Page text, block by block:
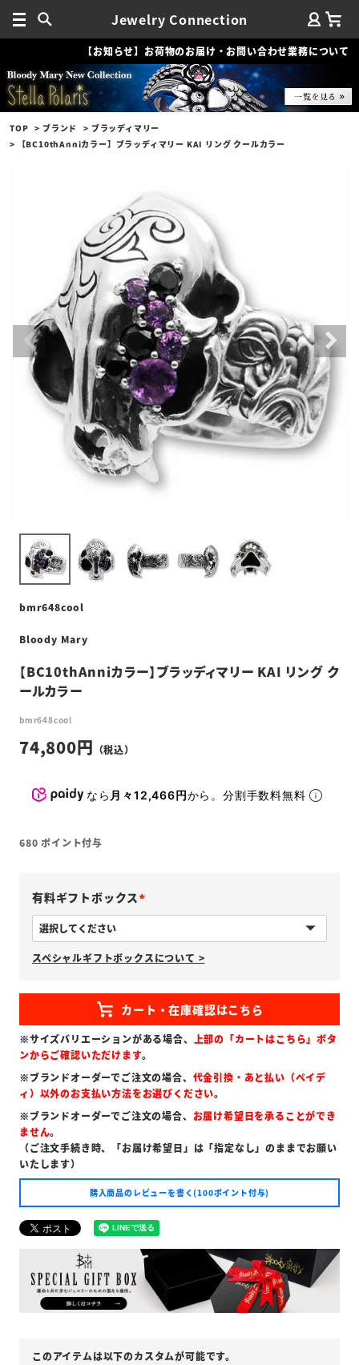
Jewelry Connection
【お知らせ】お荷物のお届け・お問い合わせ業務について
TOP ブランド
ブラッディマリー
【BC10thAnniカラー】ブラッディマリー KAI リング クールカラー
bmr648cool
Bloody Mary
【BC10thAnniカラー】ブラッディマリー KAI リング ク
ールカラー
bmr648cool
74,800
なら 月々12,466円から。分割手数料無料
680 ポイント付与
有料ギフトボックス
必
須
)
スペシャルギフトボックスについて >
※サイズバリエーションがある場合、 上部の「カートはこちら」ボタ
ンからご確認いただけます。
※ブランドオーダーでご注文の場合、 代金引換・あと払い（ペイデ
ィ）以外のお支払い方法をお選びください。
※ブランドオーダーでご注文の場合、 お届け希望日を承ることができ
ません。
（ご注文手続き時、「お届け希望日」は「指定なし」のままでお願い
いたします）
購入商品のレビューを書く(100ポイント付与)